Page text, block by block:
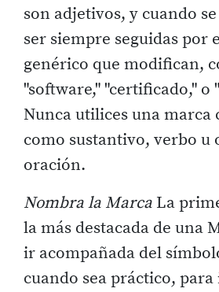
son adjetivos, y cuando
ser siempre seguidas por
genérico que modifican,
"software," "certificado," o
Nunca utilices una marca
como sustantivo, verbo u
oración.
Nombra la Marca La
la más destacada de una
ir acompañada del
cuando sea práctico,